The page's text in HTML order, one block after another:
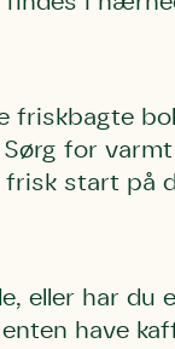
friskbagte
for
start på
eller har
have